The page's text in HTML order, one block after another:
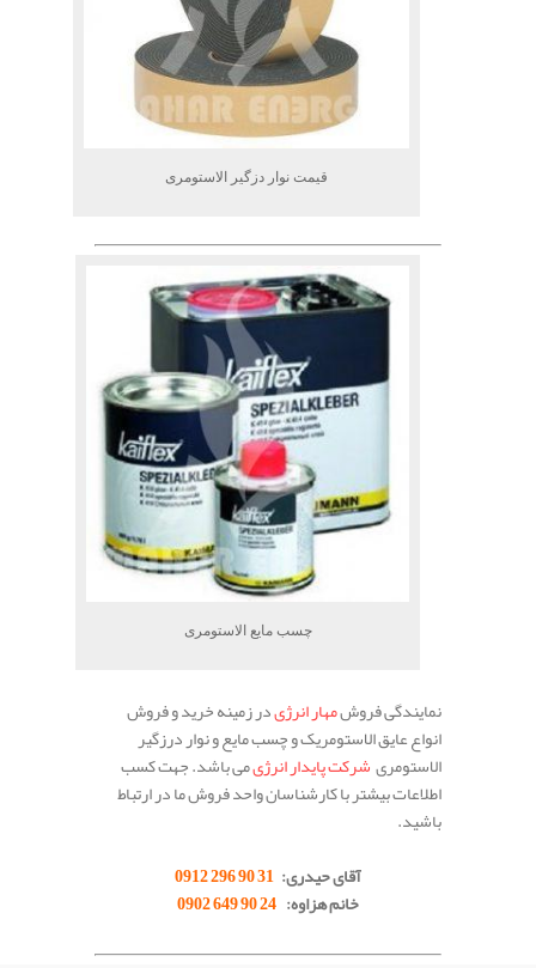
قیمت نوار دزگیر الاستومری
چسب مایع الاستومری
نمایندگی فروشمهار انرژیدر زمینه خرید و فروش
انواع عایق الاستومریک و چسب مایع و نوار درزگیر
الاستومریشرکت پایدار انرژیمی باشد. جهت کسب
اطلاعات بیشتر با کارشناسان واحد فروش ما در ارتباط
باشید.
آقای حیدری: 31 90 296 0912
خانم هزاوه: 24 90 649 0902